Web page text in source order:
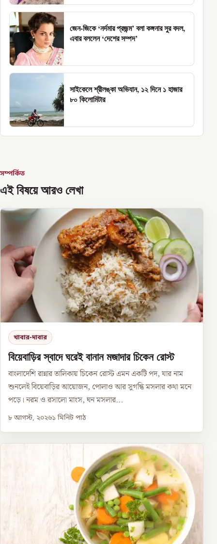
জেন-জিকে ‘নর্দমার প্রজন্ম’ বলা কঙ্গনার সুর বদল,
এবার বললেন ‘দেশের সম্পদ’
সাইকেলে শ্রীলঙ্কা অভিযান, ১২ দিনে ১ হাজার
৮০ কিলোমিটার
সম্পর্কিত
এই বিষয়ে আরও লেখা
খাবার-দাবার
বিয়েবাড়ির স্বাদে ঘরেই বানান মজাদার চিকেন রোস্ট
বাংলাদেশি রান্নার তালিকায় চিকেন রোস্ট এমন একটি পদ, যার নাম
শুনলেই বিয়েবাড়ির আয়োজন, পোলাও আর সুগন্ধি মসলার কথা মনে
পড়ে। নরম ও রসালো মাংস, ঘন মসলার...
৮ আগস্ট, ২০২৬১ মিনিট পাঠ